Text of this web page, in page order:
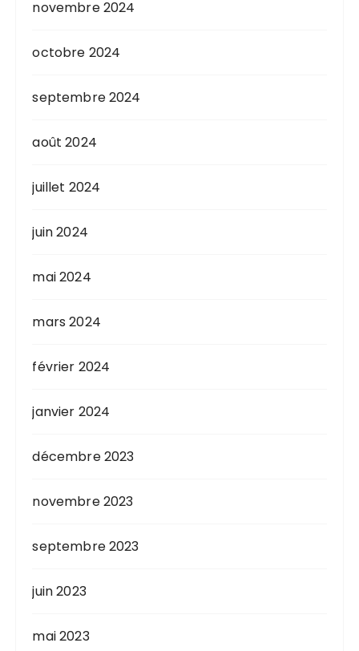
novembre 2024
octobre 2024
septembre 2024
août 2024
juillet 2024
juin 2024
mai 2024
mars 2024
février 2024
janvier 2024
décembre 2023
novembre 2023
septembre 2023
juin 2023
mai 2023